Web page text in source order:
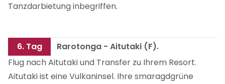
Tanzdarbietung inbegriffen.
6. Tag
Rarotonga - Aitutaki (F).
Flug nach Aitutaki und Transfer zu Ihrem Resort.
Aitutaki ist eine Vulkaninsel. Ihre smaragdgrüne